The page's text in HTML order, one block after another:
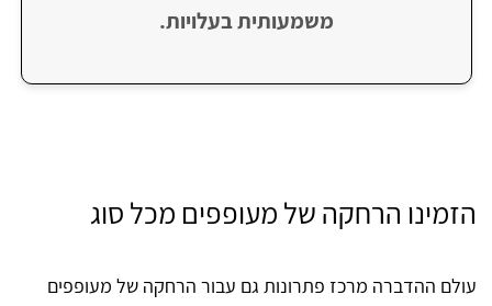
משמעותית בעלויות.
הזמינו הרחקה של מעופפים מכל סוג
עולם ההדברה מרכז פתרונות גם עבור הרחקה של מעופפים